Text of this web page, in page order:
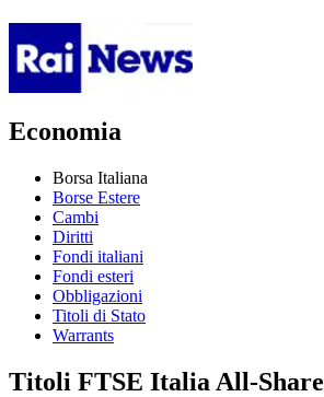
Economia
Borsa Italiana
Borse Estere
Cambi
Diritti
Fondi italiani
Fondi esteri
Obbligazioni
Titoli di Stato
Warrants
Titoli FTSE Italia All-Share